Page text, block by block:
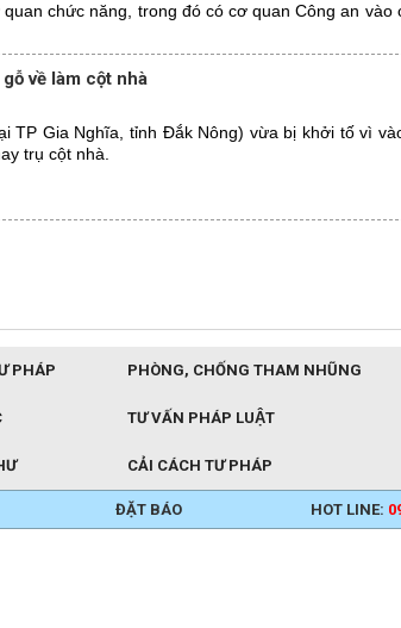
chức năng, trong đó có cơ quan Công an vào
về làm cột nhà
TP Gia Nghĩa, tỉnh Đắk Nông) vừa bị khởi tố vì
trụ cột nhà.
PHÁP PHÒNG, CHỐNG THAM NHŨNG
TƯ VẤN PHÁP LUẬT
CẢI CÁCH TƯ PHÁP
ĐẶT BÁO HOT LINE: